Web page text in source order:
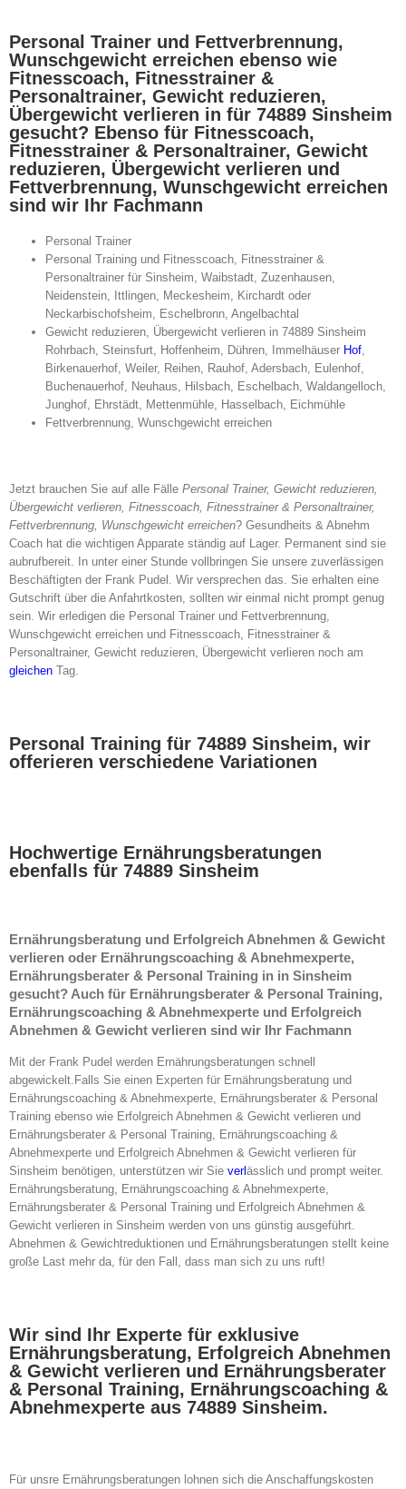
Personal Trainer und Fettverbrennung,
Wunschgewicht erreichen ebenso wie
Fitnesscoach, Fitnesstrainer &
Personaltrainer, Gewicht reduzieren,
Übergewicht verlieren in für 74889 Sinsheim
gesucht? Ebenso für Fitnesscoach,
Fitnesstrainer & Personaltrainer, Gewicht
reduzieren, Übergewicht verlieren und
Fettverbrennung, Wunschgewicht erreichen
sind wir Ihr Fachmann
Personal Trainer
Personal Training und Fitnesscoach, Fitnesstrainer &
Personaltrainer für Sinsheim, Waibstadt, Zuzenhausen,
Neidenstein, Ittlingen, Meckesheim, Kirchardt oder
Neckarbischofsheim, Eschelbronn, Angelbachtal
Gewicht reduzieren, Übergewicht verlieren in 74889 Sinsheim
Rohrbach, Steinsfurt, Hoffenheim, Dühren, Immelhäuser Hof,
Birkenauerhof, Weiler, Reihen, Rauhof, Adersbach, Eulenhof,
Buchenauerhof, Neuhaus, Hilsbach, Eschelbach, Waldangelloch,
Junghof, Ehrstädt, Mettenmühle, Hasselbach, Eichmühle
Fettverbrennung, Wunschgewicht erreichen
Jetzt brauchen Sie auf alle Fälle Personal Trainer, Gewicht reduzieren,
Übergewicht verlieren, Fitnesscoach, Fitnesstrainer & Personaltrainer,
Fettverbrennung, Wunschgewicht erreichen? Gesundheits & Abnehm
Coach hat die wichtigen Apparate ständig auf Lager. Permanent sind sie
aubrufbereit. In unter einer Stunde vollbringen Sie unsere zuverlässigen
Beschäftigten der Frank Pudel. Wir versprechen das. Sie erhalten eine
Gutschrift über die Anfahrtkosten, sollten wir einmal nicht prompt genug
sein. Wir erledigen die Personal Trainer und Fettverbrennung,
Wunschgewicht erreichen und Fitnesscoach, Fitnesstrainer &
Personaltrainer, Gewicht reduzieren, Übergewicht verlieren noch am
gleichen Tag.
Personal Training für 74889 Sinsheim, wir
offerieren verschiedene Variationen
Hochwertige Ernährungsberatungen
ebenfalls für 74889 Sinsheim
Ernährungsberatung und Erfolgreich Abnehmen & Gewicht
verlieren oder Ernährungscoaching & Abnehmexperte,
Ernährungsberater & Personal Training in in Sinsheim
gesucht? Auch für Ernährungsberater & Personal Training,
Ernährungscoaching & Abnehmexperte und Erfolgreich
Abnehmen & Gewicht verlieren sind wir Ihr Fachmann
Mit der Frank Pudel werden Ernährungsberatungen schnell
abgewickelt.Falls Sie einen Experten für Ernährungsberatung und
Ernährungscoaching & Abnehmexperte, Ernährungsberater & Personal
Training ebenso wie Erfolgreich Abnehmen & Gewicht verlieren und
Ernährungsberater & Personal Training, Ernährungscoaching &
Abnehmexperte und Erfolgreich Abnehmen & Gewicht verlieren für
Sinsheim benötigen, unterstützen wir Sie verl ässlich und prompt weiter.
Ernährungsberatung, Ernährungscoaching & Abnehmexperte,
Ernährungsberater & Personal Training und Erfolgreich Abnehmen &
Gewicht verlieren in Sinsheim werden von uns günstig ausgeführt.
Abnehmen & Gewichtreduktionen und Ernährungsberatungen stellt keine
große Last mehr da, für den Fall, dass man sich zu uns ruft!
Wir sind Ihr Experte für exklusive
Ernährungsberatung, Erfolgreich Abnehmen
& Gewicht verlieren und Ernährungsberater
& Personal Training, Ernährungscoaching &
Abnehmexperte aus 74889 Sinsheim.
Für unsre Ernährungsberatungen lohnen sich die Anschaffungskosten